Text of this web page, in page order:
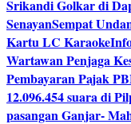
Srikandi Golkar di
SenayanSempat
Kartu LC Karaoke
Wartawan Penjaga
Pembayaran Pajak
12.096.454 suara di
pasangan Ganjar-